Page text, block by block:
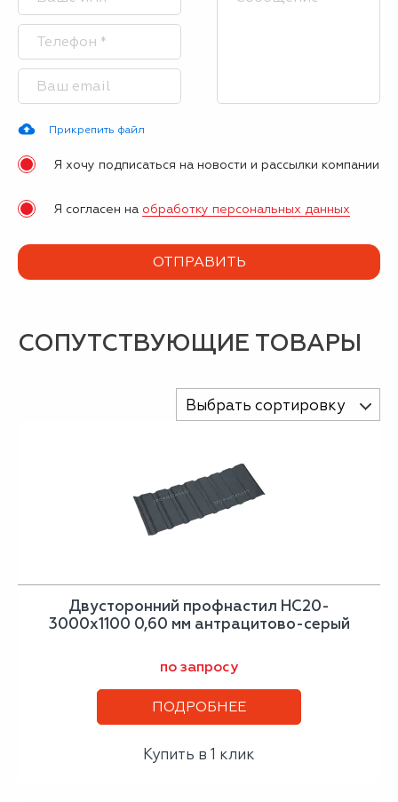
Прикрепить файл
Я хочу подписаться на новости и рассылки компании
Я согласен на обработку персональных данных
СОПУТСТВУЮЩИЕ ТОВАРЫ
Выбрать сортировку
Двусторонний профнастил НС20-
3000х1100 0,60 мм антрацитово-серый
по запросу
ПОДРОБНЕЕ
Купить в 1 клик